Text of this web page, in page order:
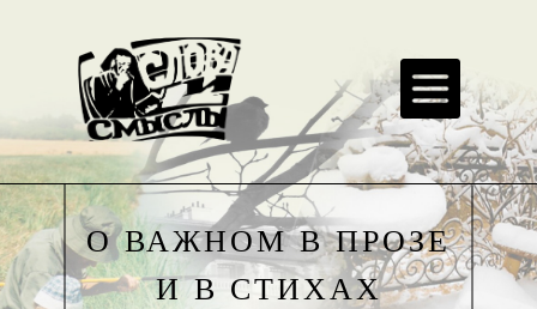
О ВАЖНОМ В ПРОЗЕ
И В СТИХАХ